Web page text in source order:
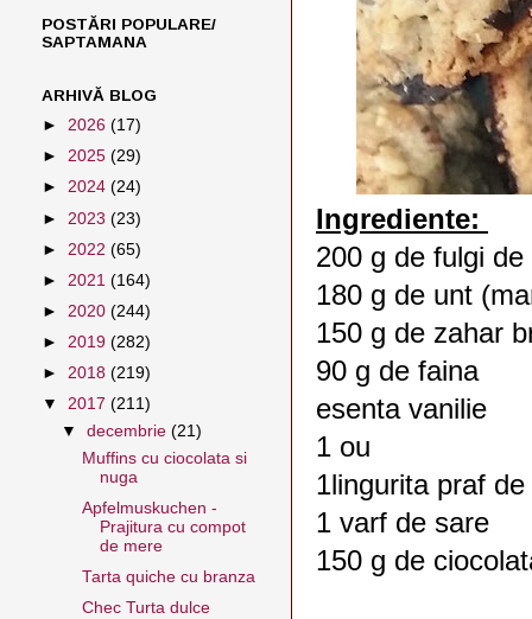
Ingrediente:
200 g de fulgi de
180 g de unt
150 g de zahar
90 g de faina
esenta vanilie
1 ou
1lingurita praf
1 varf de sare
150 g de
POSTĂRI POPULARE/
SAPTAMANA
ARHIVĂ BLOG
► 2026 (17)
► 2025 (29)
► 2024 (24)
► 2023 (23)
► 2022 (65)
► 2021 (164)
► 2020 (244)
► 2019 (282)
► 2018 (219)
▼ 2017 (211)
▼decembrie(21)
Muffins cu ciocolata si
nuga
Apfelmuskuchen -
Prajitura cu compot
de mere
Tarta quiche cu branza
Chec Turta dulce